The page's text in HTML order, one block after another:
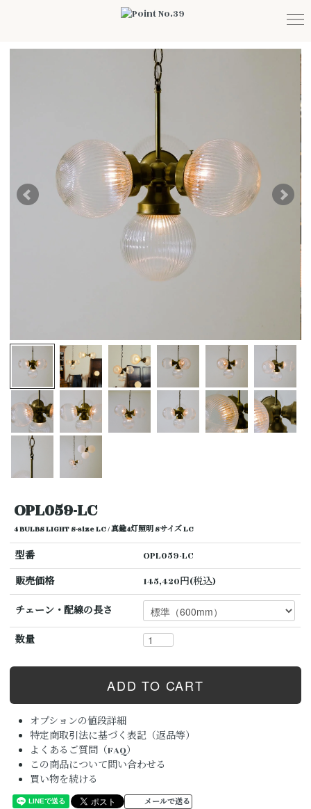
OPL059-LC
4 BULBS LIGHT S-size LC / 真鍮4灯照明 Sサイズ LC
型番
OPL059-LC
販売価格
145,420円(税込)
チェーン・配線の長さ
数量
オプションの値段詳細
特定商取引法に基づく表記（返品等）
よくあるご質問（FAQ）
この商品について問い合わせる
買い物を続ける
メールで送る